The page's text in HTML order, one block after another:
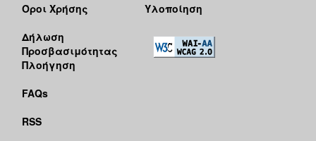
Όροι Χρήσης
Δήλωση
Προσβασιμότητας
Πλοήγηση
FAQs
RSS
Υλοποίηση